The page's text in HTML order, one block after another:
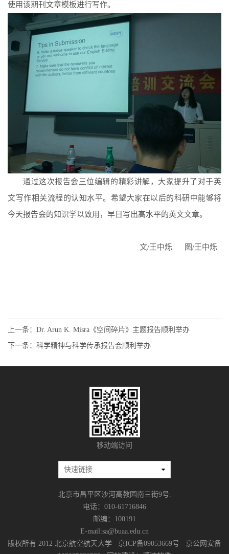
使用该期刊文章模板进行写作。
通过这次报告会三位编辑的精彩讲解，大家提升了对于英
文写作相关流程的认知水平。希望大家在以后的科研中能够将
今天报告会的知识学以致用，早日写出高水平的英文文章。
文/王中烁 图/王中烁
上一条： Dr. Arun K. Misra《空间碎片》主题报告顺利举办
下一条： 科学精神与科学传承报告会顺利举办
移动端访问
北京市昌平区沙河高教园南三街9号.
电话：010-61716846
邮编：100191
E-mail:sa@buaa.edu.cn
版权所有 2012 北京航空航天大学 京ICP备09053669号 京公网安备